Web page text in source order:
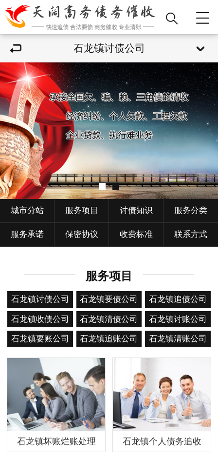
石龙镇讨债公司
城市分站 服务项目 讨债知识 服务分类
服务承诺 保密协议 收费标准 联系方式
服务项目
石龙镇讨债公司 石龙镇要债公司 石龙镇追债公司
石龙镇收债公司 石龙镇清债公司 石龙镇讨账公司
石龙镇要账公司 石龙镇追账公司 石龙镇清账公司
石龙镇坏账烂账处理 石龙镇个人债务追收